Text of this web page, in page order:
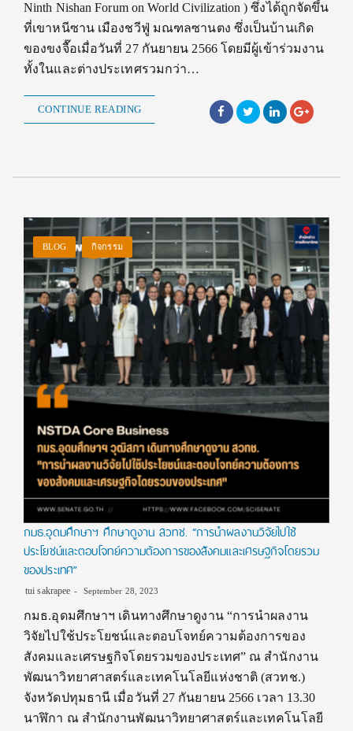
Ninth Nishan Forum on World Civilization ) ซึ่งได้ถูกจัดขึ้น
ที่เขาหนีซาน เมืองชวีฟู่ มณฑลซานตง ซึ่งเป็นบ้านเกิด
ของขงจื๊อเมื่อวันที่ 27 กันยายน 2566 โดยมีผู้เข้าร่วมงาน
ทั้งในและต่างประเทศรวมกว่า…
CONTINUE READING
BLOG กิจกรรม
กมธ.อุดมศึกษาฯ ศึกษาดูงาน สวทช. “การนำผลงานวิจัยไปใช้
ประโยชน์และตอบโจทย์ความต้องการของสังคมและเศรษฐกิจโดยรวม
ของประเทศ”
tui sakrapee September 28, 2023
กมธ.อุดมศึกษาฯ เดินทางศึกษาดูงาน “การนำผลงาน
วิจัยไปใช้ประโยชน์และตอบโจทย์ความต้องการของ
สังคมและเศรษฐกิจโดยรวมของประเทศ” ณ สำนักงาน
พัฒนาวิทยาศาสตร์และเทคโนโลยีแห่งชาติ (สวทช.)
จังหวัดปทุมธานี เมื่อวันที่ 27 กันยายน 2566 เวลา 13.30
นาฬิกา ณ สำนักงานพัฒนาวิทยาศาสตร์และเทคโนโลยี